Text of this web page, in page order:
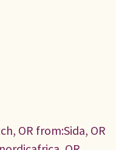
OR from:Sida, OR